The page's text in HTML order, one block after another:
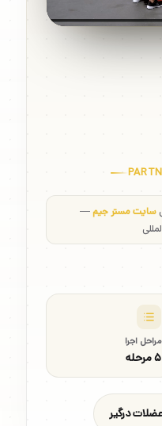
سایت مستر جیم—
مراحل اجرا
۵ مرحله
درگیر